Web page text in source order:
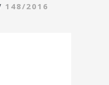
148/2016